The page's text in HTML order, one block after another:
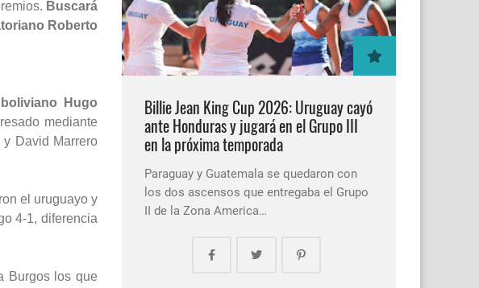
Buscará
Roberto
Hugo
mediante
David Marrero
el uruguayo y
4-1, diferencia
Burgos los que
Billie Jean King Cup 2026: Uruguay cayó
ante Honduras y jugará en el Grupo III
en la próxima temporada
Paraguay y Guatemala se quedaron con
los dos ascensos que entregaba el Grupo
II de la Zona America…